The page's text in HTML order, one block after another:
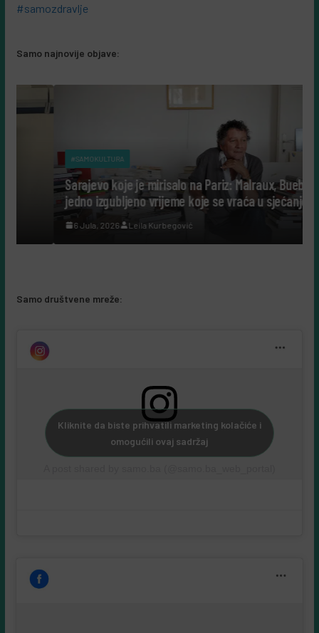
#samozdravlje
Samo najnovije objave:
#SAMOKULTURA
Sarajevo koje je mirisalo na Pariz: Malraux, Bueb i
jedno izgubljeno vrijeme koje se vraća u sjećanje
6 Jula, 2026 Leila Kurbegović
Samo društvene mreže:
Kliknite da biste prihvatili marketing kolačiće i
omogućili ovaj sadržaj